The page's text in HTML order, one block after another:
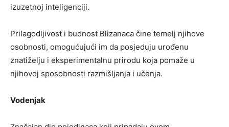
izuzetnoj inteligenciji.
Prilagodljivost i budnost Blizanaca čine temelj njihove
osobnosti, omogućujući im da posjeduju urođenu
znatiželju i eksperimentalnu prirodu koja pomaže u
njihovoj sposobnosti razmišljanja i učenja.
Vodenjak